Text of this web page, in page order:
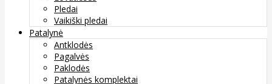
Pledai
Vaikiški pledai
Patalynė
Antklodės
Pagalvės
Paklodės
Patalynės komplektai